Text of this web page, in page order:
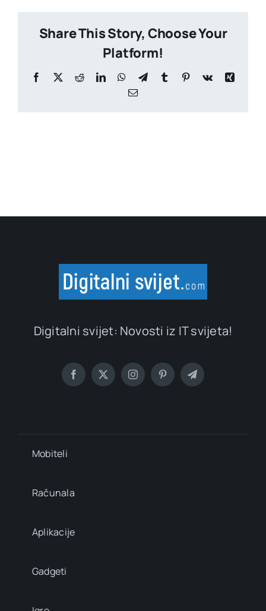
Share This Story, Choose Your
Platform!
Facebook
X RedditLinkedInWhatsApp
TelegramTumblr Pinterest
Vk
Xing
Email
Digitalni svijet: Novosti iz IT svijeta!
Mobiteli
Računala
Aplikacije
Gadgeti